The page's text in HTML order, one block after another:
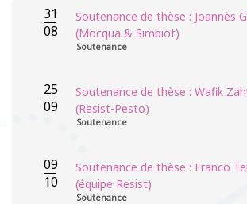
31
08
Soutenance de thèse : Joannès
(Mocqua & Simbiot)
Soutenance
25
09
Soutenance de thèse : Wafik
(Resist-Pesto)
Soutenance
09
10
Soutenance de thèse : Franco
(équipe Resist)
Soutenance